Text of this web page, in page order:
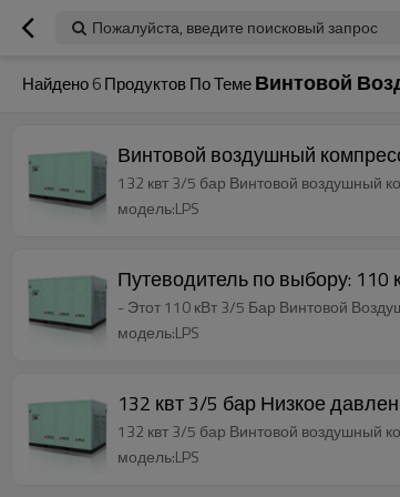
Пожалуйста, введите поисковый запрос
Найдено6Продуктов По ТемеВинтовой
Винтовой воздушный
132 квт 3/5 бар Винтовой
модель:LPS
Путеводитель по выбору:
- Этот 110 кВт 3/5 Бар Винтовой
модель:LPS
132 квт 3/5 бар Низкое
132 квт 3/5 бар Винтовой
модель:LPS